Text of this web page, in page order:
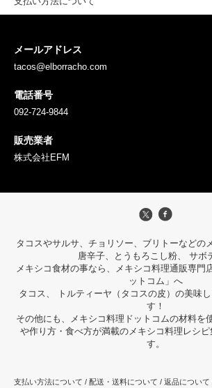
メールアドレス
tacos@elborracho.com
電話番号
092-724-9844
販売業者
株式会社EFM
タコスやサルサ、チョリソー、ブリトーなどの
唐辛子、とうもろこし粉、 サボ
メキシコ食材の事なら、メキシコ料理通販専門
ットコム」へ
タコス、 トルティーヤ（タコスの皮）の美味
す！
その他にも、メキシコ料理ドットコムの材料を
や作り方・食べ方が満載のメキシコ料理レシピ
す。
支払い方法について / 配送・送料について / 返品について